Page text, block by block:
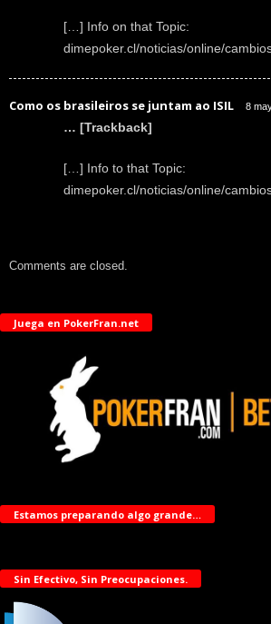
[…] Info on that Topic:
dimepoker.cl/noticias/online/
Como os brasileiros se juntam ao ISIL 8
… [Trackback]
[…] Info to that Topic:
dimepoker.cl/noticias/online/
Comments are closed.
Juega en PokerFran.net
Estamos preparando algo grande…
Sin Efectivo, Sin Preocupaciones.